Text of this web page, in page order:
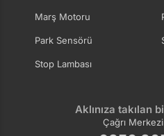
Marş Motoru
Park Sensörü
Stop Lambası
Aklınıza takılan
Çağrı